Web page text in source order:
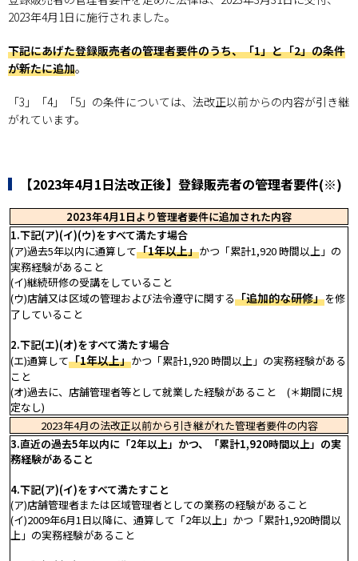
2023年4月1日に施行されました。
下記にあげた登録販売者の管理者要件のうち、「1」と「2」の条件
が新たに追加。
「3」「4」「5」の条件については、法改正以前からの内容が引き継
がれています。
【2023年4月1日法改正後】登録販売者の管理者要件(※)
2023年4月1日より管理者要件に追加された内容
1.下記(ア)(イ)(ウ)をすべて満たす場合
(ア)過去5年以内に通算して「1年以上」かつ「累計1,920 時間以上」の
実務経験があること
(イ)継続研修の受講をしていること
(ウ)店舗又は区域の管理および法令遵守に関する「追加的な研修」を修
了していること
2.下記(エ)(オ)をすべて満たす場合
(エ)通算して「1年以上」かつ「累計1,920 時間以上」の実務経験がある
こと
(オ)過去に、店舗管理者等として就業した経験があること (＊期間に規
定なし)
2023年4月の法改正以前から引き継がれた管理者要件の内容
3.直近の過去5年以内に「2年以上」かつ、「累計1,920時間以上」の実
務経験があること
4.下記(ア)(イ)をすべて満たすこと
(ア)店舗管理者または区域管理者としての業務の経験があること
(イ)2009年6月1日以降に、通算して「2年以上」かつ「累計1,920時間以
上」の実務経験があること